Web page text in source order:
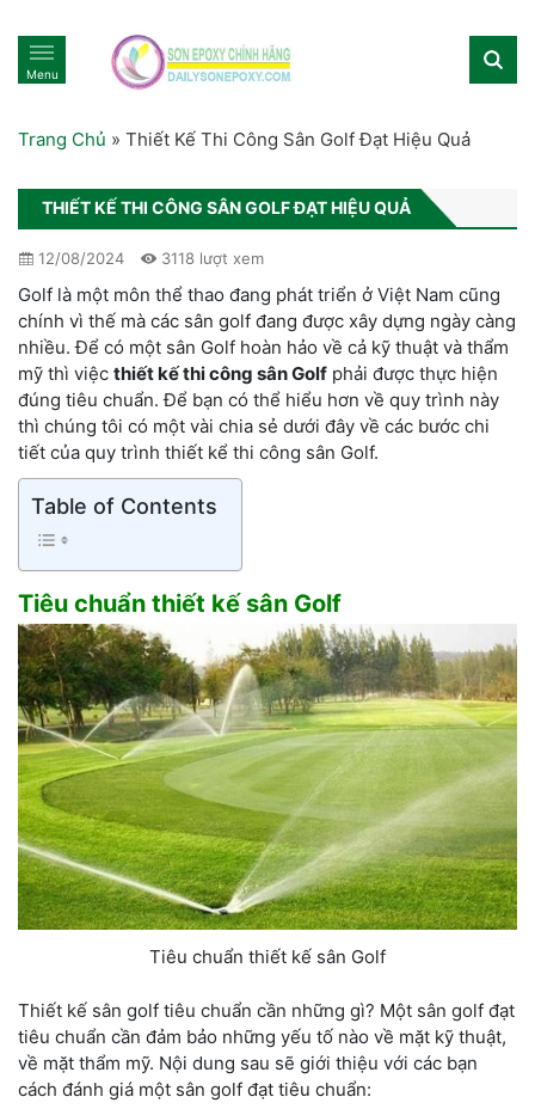
Menu
Trang Chủ » Thiết Kế Thi Công Sân Golf Đạt Hiệu Quả
THIẾT KẾ THI CÔNG SÂN GOLF ĐẠT HIỆU QUẢ
12/08/2024 3118 lượt xem
Golf là một môn thể thao đang phát triển ở Việt Nam cũng
chính vì thế mà các sân golf đang được xây dựng ngày càng
nhiều. Để có một sân Golf hoàn hảo về cả kỹ thuật và thẩm
mỹ thì việc thiết kế thi công sân Golf phải được thực hiện
đúng tiêu chuẩn. Để bạn có thể hiểu hơn về quy trình này
thì chúng tôi có một vài chia sẻ dưới đây về các bước chi
tiết của quy trình thiết kể thi công sân Golf.
Table of Contents
Tiêu chuẩn thiết kế sân Golf
Tiêu chuẩn thiết kế sân Golf
Thiết kế sân golf tiêu chuẩn cần những gì? Một sân golf đạt
tiêu chuẩn cần đảm bảo những yếu tố nào về mặt kỹ thuật,
về mặt thẩm mỹ. Nội dung sau sẽ giới thiệu với các bạn
cách đánh giá một sân golf đạt tiêu chuẩn: